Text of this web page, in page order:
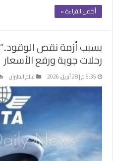
أكمل القراءة »
بسبب أزمة نقص
رحلات جوية ورفع الأسعار
5:35 م | 28 أبريل، 2026 عالم الطيران